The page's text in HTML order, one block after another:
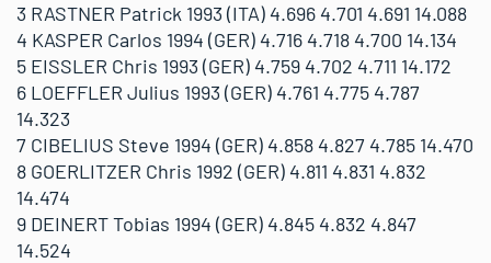
3 RASTNER Patrick 1993 (ITA) 4.696 4.701 4.691 14.088
4 KASPER Carlos 1994 (GER) 4.716 4.718 4.700 14.134
5 EISSLER Chris 1993 (GER) 4.759 4.702 4.711 14.172
6 LOEFFLER Julius 1993 (GER) 4.761 4.775 4.787
14.323
7 CIBELIUS Steve 1994 (GER) 4.858 4.827 4.785 14.470
8 GOERLITZER Chris 1992 (GER) 4.811 4.831 4.832
14.474
9 DEINERT Tobias 1994 (GER) 4.845 4.832 4.847
14.524